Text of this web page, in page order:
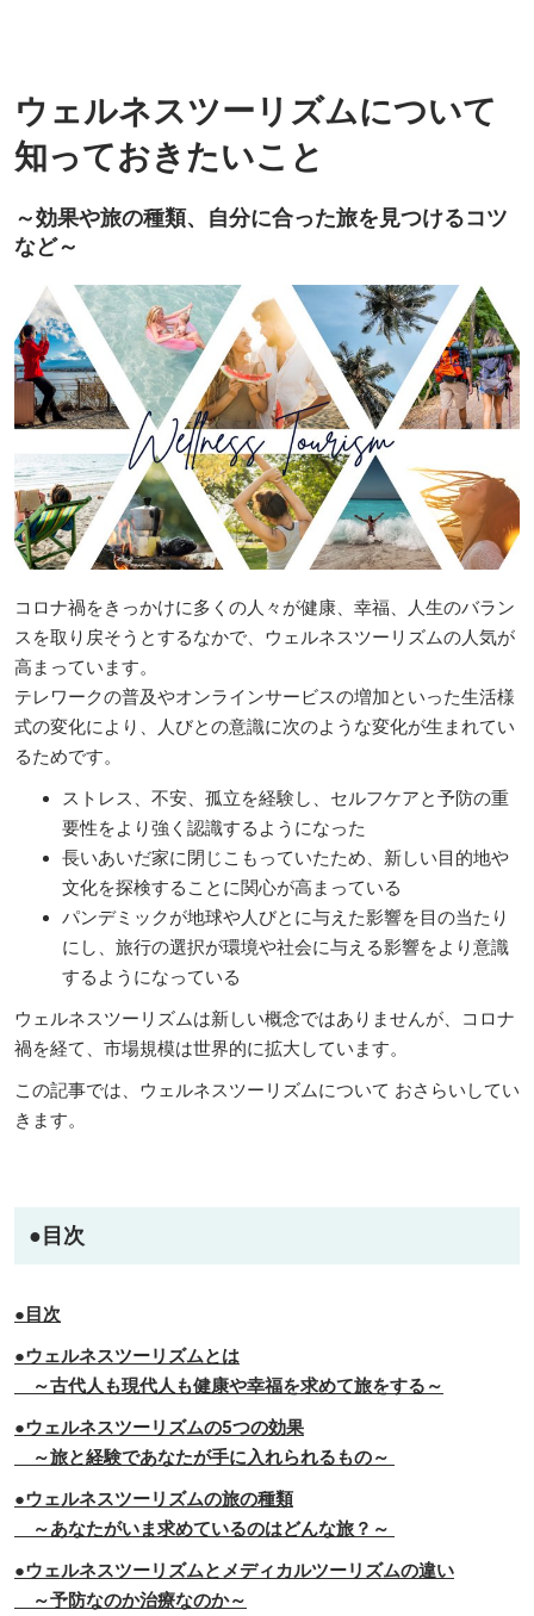
ウェルネスツーリズムについて
知っておきたいこと
～効果や旅の種類、自分に合った旅を見つけるコツ
など～
コロナ禍をきっかけに多くの人々が健康、幸福、人生のバラン
スを取り戻そうとするなかで、ウェルネスツーリズムの人気が
高まっています。
テレワークの普及やオンラインサービスの増加といった生活様
式の変化により、人びとの意識に次のような変化が生まれてい
るためです。
ストレス、不安、孤立を経験し、セルフケアと予防の重
要性をより強く認識するようになった
長いあいだ家に閉じこもっていたため、新しい目的地や
文化を探検することに関心が高まっている
パンデミックが地球や人びとに与えた影響を目の当たり
にし、旅行の選択が環境や社会に与える影響をより意識
するようになっている
ウェルネスツーリズムは新しい概念ではありませんが、コロナ
禍を経て、市場規模は世界的に拡大しています。
この記事では、ウェルネスツーリズムについて おさらいしてい
きます。
●目次
●目次
●ウェルネスツーリズムとは
～古代人も現代人も健康や幸福を求めて旅をする～
●ウェルネスツーリズムの5つの効果
～旅と経験であなたが手に入れられるもの～
●ウェルネスツーリズムの旅の種類
～あなたがいま求めているのはどんな旅？～
●ウェルネスツーリズムとメディカルツーリズムの違い
～予防なのか治療なのか～